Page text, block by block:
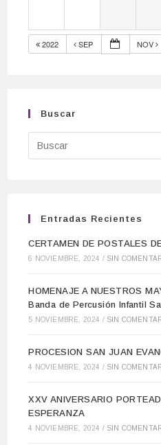
2022 SEP NOV
Buscar
Entradas Recientes
CERTAMEN DE POSTALES
6 NOVIEMBRE, 2024 / SIN
HOMENAJE A NUESTROS
Banda de Percusión Infantil
5 NOVIEMBRE, 2024 / SIN
PROCESION SAN JUAN
4 NOVIEMBRE, 2024 / SIN
XXV ANIVERSARIO
ESPERANZA
4 NOVIEMBRE, 2024 / SIN